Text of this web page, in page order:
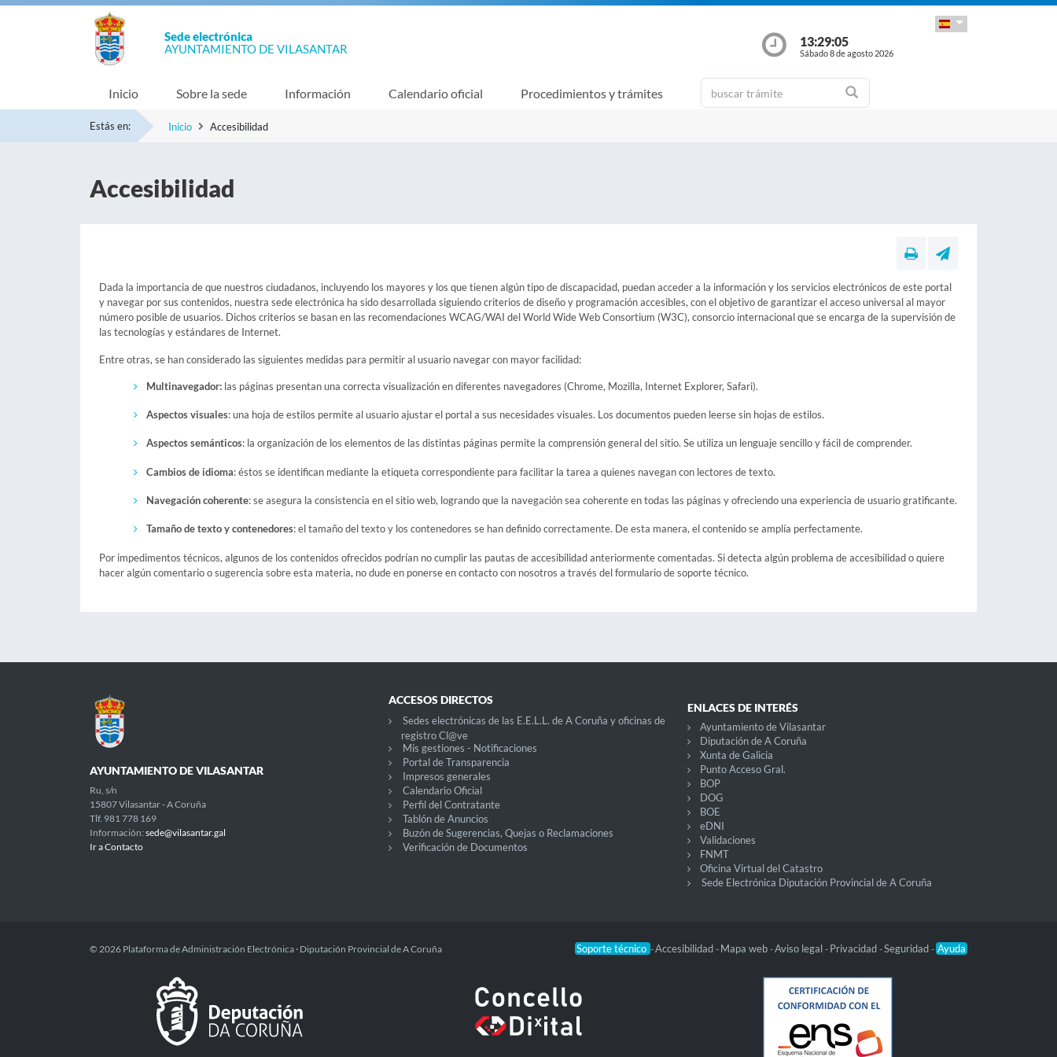
Sede electrónica
AYUNTAMIENTO DE VILASANTAR
13:29:06
Sábado 8 de agosto 2026
Inicio Sobre la sede Información Calendario oficial Procedimientos y trámites
Estás en: Inicio Accesibilidad
Accesibilidad
Dada la importancia de que nuestros ciudadanos, incluyendo los mayores y los que tienen algún tipo de discapacidad, puedan acceder a la información y los servicios electrónicos de este portal
y navegar por sus contenidos, nuestra sede electrónica ha sido desarrollada siguiendo criterios de diseño y programación accesibles, con el objetivo de garantizar el acceso universal al mayor
número posible de usuarios. Dichos criterios se basan en las recomendaciones WCAG/WAI del World Wide Web Consortium (W3C), consorcio internacional que se encarga de la supervisión de
las tecnologías y estándares de Internet.
Entre otras, se han considerado las siguientes medidas para permitir al usuario navegar con mayor facilidad:
Multinavegador: las páginas presentan una correcta visualización en diferentes navegadores (Chrome, Mozilla, Internet Explorer, Safari).
Aspectos visuales: una hoja de estilos permite al usuario ajustar el portal a sus necesidades visuales. Los documentos pueden leerse sin hojas de estilos.
Aspectos semánticos: la organización de los elementos de las distintas páginas permite la comprensión general del sitio. Se utiliza un lenguaje sencillo y fácil de comprender.
Cambios de idioma: éstos se identifican mediante la etiqueta correspondiente para facilitar la tarea a quienes navegan con lectores de texto.
Navegación coherente: se asegura la consistencia en el sitio web, logrando que la navegación sea coherente en todas las páginas y ofreciendo una experiencia de usuario gratificante.
Tamaño de texto y contenedores: el tamaño del texto y los contenedores se han definido correctamente. De esta manera, el contenido se amplía perfectamente.
Por impedimentos técnicos, algunos de los contenidos ofrecidos podrían no cumplir las pautas de accesibilidad anteriormente comentadas. Si detecta algún problema de accesibilidad o quiere
hacer algún comentario o sugerencia sobre esta materia, no dude en ponerse en contacto con nosotros a través del formulario de soporte técnico.
AYUNTAMIENTO DE VILASANTAR
Ru, s/n
15807 Vilasantar - A Coruña
Tlf. 981 778 169
Información: sede@vilasantar.gal
Ir a Contacto
ACCESOS DIRECTOS
Sedes electrónicas de las E.E.L.L. de A Coruña y oficinas de
registro Cl@ve
Mis gestiones - Notificaciones
Portal de Transparencia
Impresos generales
Calendario Oficial
Perfil del Contratante
Tablón de Anuncios
Buzón de Sugerencias, Quejas o Reclamaciones
Verificación de Documentos
ENLACES DE INTERÉS
Ayuntamiento de Vilasantar
Diputación de A Coruña
Xunta de Galicia
Punto Acceso Gral.
BOP
DOG
BOE
eDNI
Validaciones
FNMT
Oficina Virtual del Catastro
Sede Electrónica Diputación Provincial de A Coruña
Soporte técnico -Accesibilidad - Mapa web -Aviso legal - Privacidad -Seguridad - Ayuda
© 2026 Plataforma de Administración Electrónica · Diputación Provincial de A Coruña